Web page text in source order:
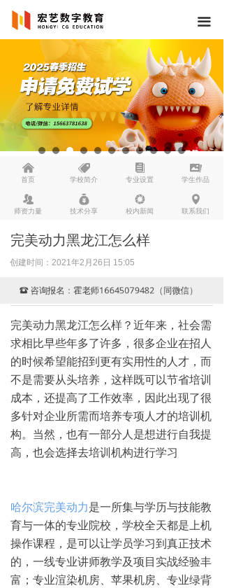
낀
首页
뀄
学校简介
뀴
专业设置
끡
学生作品
뀡
师资力量
낐
技术分享
넆
校内新闻
넹
联系我们
끀
完美动力黑龙江怎么样
创建时间： 2021年2月26日 15:05
完美动力黑龙江怎么样？近年来，社会需
求相比早些年多了许多，很多企业在招人
的时候希望能招到更有实用性的人才，而
不是需要从头培养，这样既可以节省培训
成本，还提高了工作效率，因此出现了很
多针对企业所需而培养专项人才的培训机
构。当然，也有一部分人是想进行自我提
高，也会选择去培训机构进行学习
哈尔滨完美动力是一所集与学历与技能教
育与一体的专业院校，学校全天都是上机
操作课程，是可以让学员学习到真正技术
的，一线专业讲师教学及项目实战经验丰
富；专业渲染机房、苹果机房、专业绿背
뀰 咨询报名：霍老师16645079482（同微信）